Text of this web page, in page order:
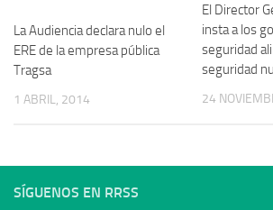
La Audiencia declara nulo el
ERE de la empresa pública
Tragsa
1 ABRIL, 2014
El Director
insta a los
seguridad
seguridad
24
SÍGUENOS EN RRSS